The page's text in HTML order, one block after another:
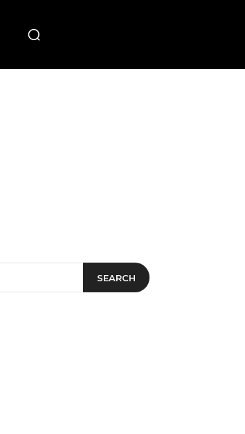
SEARCH